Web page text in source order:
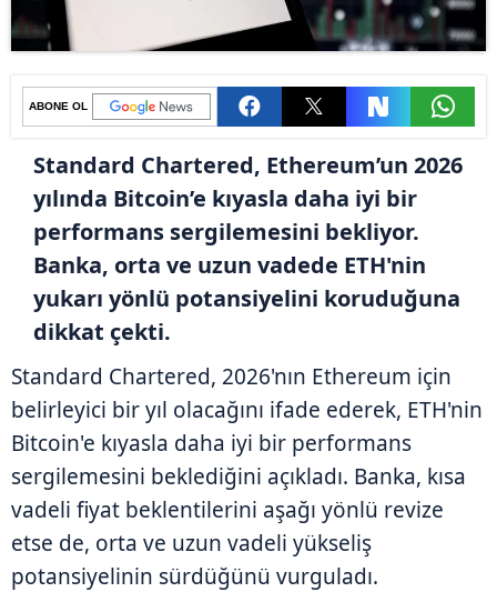
ABONE OL
Standard Chartered, Ethereum’un 2026
yılında Bitcoin’e kıyasla daha iyi bir
performans sergilemesini bekliyor.
Banka, orta ve uzun vadede ETH'nin
yukarı yönlü potansiyelini koruduğuna
dikkat çekti.
Standard Chartered, 2026'nın Ethereum için
belirleyici bir yıl olacağını ifade ederek, ETH'nin
Bitcoin'e kıyasla daha iyi bir performans
sergilemesini beklediğini açıkladı. Banka, kısa
vadeli fiyat beklentilerini aşağı yönlü revize
etse de, orta ve uzun vadeli yükseliş
potansiyelinin sürdüğünü vurguladı.